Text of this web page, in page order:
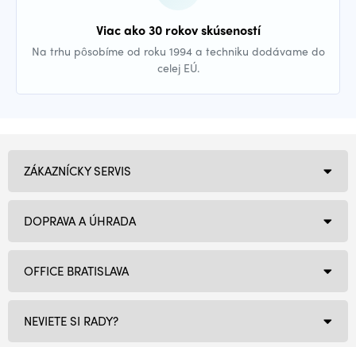
Viac ako 30 rokov skúseností
Na trhu pôsobíme od roku 1994 a techniku dodávame do
celej EÚ.
OFFICE BRATISLAVA
NEVIETE SI RADY?
ZÁKAZNÍCKY SERVIS
DOPRAVA A ÚHRADA